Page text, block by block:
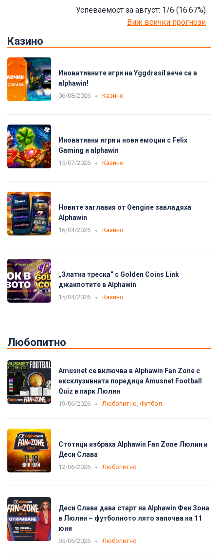
Успеваемост за август: 1/6 (16.67%)
Виж всички прогнози
Казино
Иновативните игри на Yggdrasil вече са в
alphawin!
06/08/2026 Казино
Иновативни игри и нови емоции с Felix
Gaming и alphawin
15/07/2026 Казино
Новите заглавия от Oengine завладяха
Alphawin
16/04/2026 Казино
„Златна треска“ с Golden Coins Link
джакпотите в Alphawin
15/04/2026 Казино
Любопитно
Amusnet се включва в Alphawin Fan Zone с
ексклузивната поредица Amusnet Football
Quiz в парк Люлин
19/06/2026 Любопитно Футбол
Стотици избраха Alphawin Fan Zone Люлин и
Деси Слава
12/06/2026 Любопитно
Деси Слава дава старт на Alphawin Фен Зона
в Люлин – футболното лято започва на 11
юни
05/06/2026 Любопитно